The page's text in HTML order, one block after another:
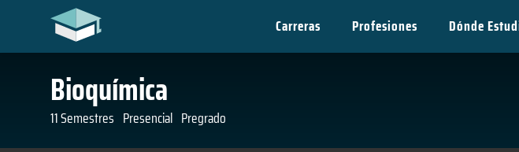
Carreras Profesiones Dónde
Bioquímica
11 Semestres Presencial Pregrado